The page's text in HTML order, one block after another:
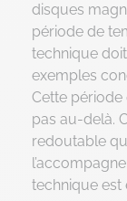
disques
période de
technique
exemples
Cette période
pas au-delà.
redoutable
technique est